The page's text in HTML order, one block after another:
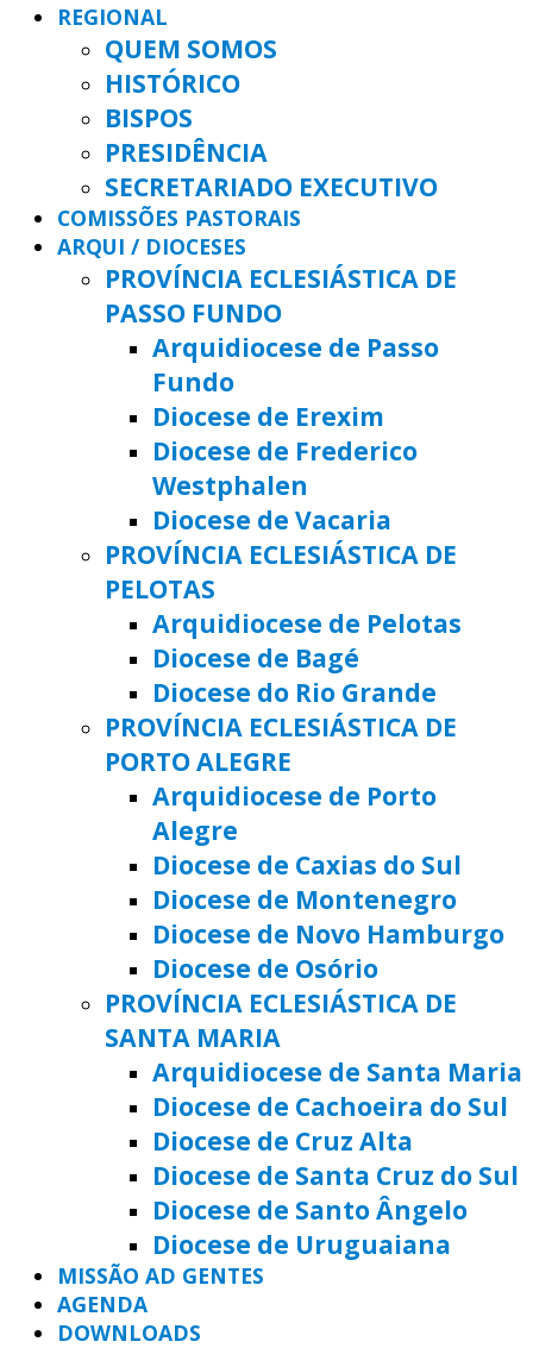
REGIONAL
QUEM SOMOS
HISTÓRICO
BISPOS
PRESIDÊNCIA
SECRETARIADO EXECUTIVO
COMISSÕES PASTORAIS
ARQUI / DIOCESES
PROVÍNCIA ECLESIÁSTICA DE
PASSO FUNDO
Arquidiocese de Passo
Fundo
Diocese de Erexim
Diocese de Frederico
Westphalen
Diocese de Vacaria
PROVÍNCIA ECLESIÁSTICA DE
PELOTAS
Arquidiocese de Pelotas
Diocese de Bagé
Diocese do Rio Grande
PROVÍNCIA ECLESIÁSTICA DE
PORTO ALEGRE
Arquidiocese de Porto
Alegre
Diocese de Caxias do Sul
Diocese de Montenegro
Diocese de Novo Hamburgo
Diocese de Osório
PROVÍNCIA ECLESIÁSTICA DE
SANTA MARIA
Arquidiocese de Santa Maria
Diocese de Cachoeira do Sul
Diocese de Cruz Alta
Diocese de Santa Cruz do Sul
Diocese de Santo Ângelo
Diocese de Uruguaiana
MISSÃO AD GENTES
AGENDA
DOWNLOADS